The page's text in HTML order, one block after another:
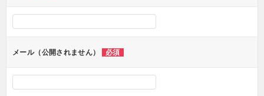
ョ
メール（公開されません） 必須